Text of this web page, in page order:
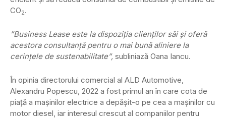
CO2.
”Business Lease este la dispoziția clienților săi și oferă
acestora consultanță pentru o mai bună aliniere la
cerințele de sustenabilitate”, subliniază Oana Iancu.
În opinia directorului comercial al ALD Automotive,
Alexandru Popescu, 2022 a fost primul an în care cota de
piață a mașinilor electrice a depășit-o pe cea a mașinilor cu
motor diesel, iar interesul crescut al companiilor pentru